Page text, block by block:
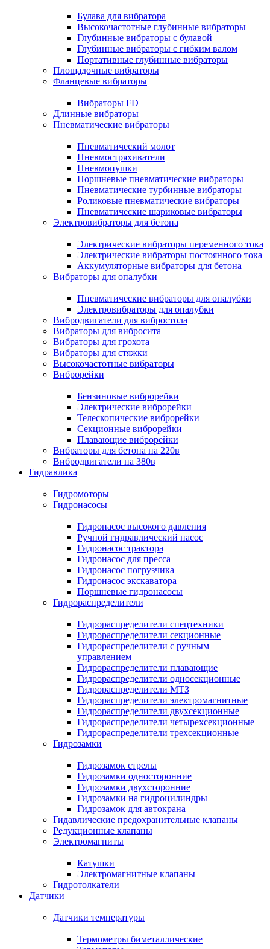
Булава для вибратора
Высокочастотные глубинные вибраторы
Глубинные вибраторы с булавой
Глубинные вибраторы с гибким валом
Портативные глубинные вибраторы
Площадочные вибраторы
Фланцевые вибраторы
Вибраторы FD
Длинные вибраторы
Пневматические вибраторы
Пневматический молот
Пневмостряхиватели
Пневмопушки
Поршневые пневматические вибраторы
Пневматические турбинные вибраторы
Роликовые пневматические вибраторы
Пневматические шариковые вибраторы
Электровибраторы для бетона
Электрические вибраторы переменного тока
Электрические вибраторы постоянного тока
Аккумуляторные вибраторы для бетона
Вибраторы для опалубки
Пневматические вибраторы для опалубки
Электровибраторы для опалубки
Вибродвигатели для вибростола
Вибраторы для вибросита
Вибраторы для грохота
Вибраторы для стяжки
Высокочастотные вибраторы
Виброрейки
Бензиновые виброрейки
Электрические виброрейки
Телескопические виброрейки
Секционные виброрейки
Плавающие виброрейки
Вибраторы для бетона на 220в
Вибродвигатели на 380в
Гидравлика
Гидромоторы
Гидронасосы
Гидронасос высокого давления
Ручной гидравлический насос
Гидронасос трактора
Гидронасос для пресса
Гидронасос погрузчика
Гидронасос экскаватора
Поршневые гидронасосы
Гидрораспределители
Гидрораспределители спецтехники
Гидрораспределители секционные
Гидрораспределители с ручным
управлением
Гидрораспределители плавающие
Гидрораспределители односекционные
Гидрораспределители МТЗ
Гидрораспределители электромагнитные
Гидрораспределители двухсекционные
Гидрораспределители четырехсекционные
Гидрораспределители трехсекционные
Гидрозамки
Гидрозамок стрелы
Гидрозамки односторонние
Гидрозамки двухсторонние
Гидрозамки на гидроцилиндры
Гидрозамок для автокрана
Гидавлические предохранительные клапаны
Редукционные клапаны
Электромагниты
Катушки
Электромагнитные клапаны
Гидротолкатели
Датчики
Датчики температуры
Термометры биметаллические